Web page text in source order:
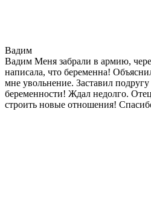
Вадим
Вадим Меня забрали в армию,
написала, что беременна!
мне увольнение. Заставил
беременности! Ждал недолго.
строить новые отношения!